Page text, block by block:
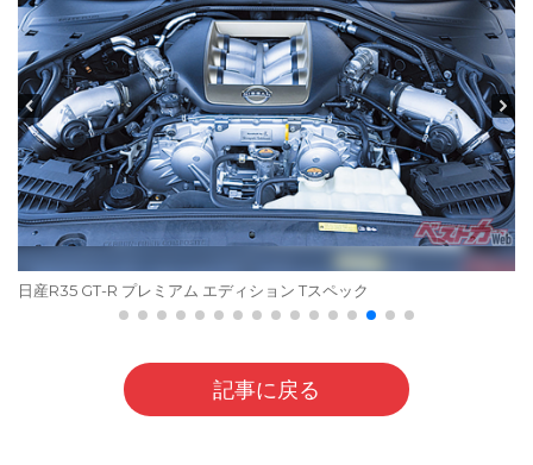
日産R35 GT-R プレミアム エディション Tスペック
記事に戻る